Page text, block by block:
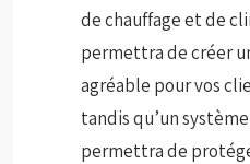
de chauffage et de
permettra de créer
agréable pour vos
tandis qu’un
permettra de